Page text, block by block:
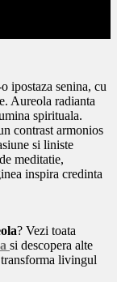
ipostaza senina, cu
Aureola radianta
spirituala.
contrast armonios
si liniste
meditatie,
inspira credinta
? Vezi toata
si descopera alte
livingul